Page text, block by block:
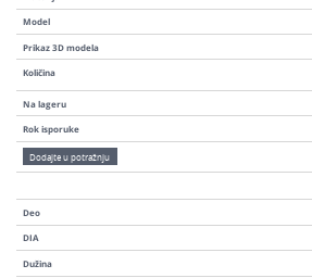
Model
Prikaz 3D modela
Količina
Na lageru
Rok isporuke
Dodajte u potražnju
Deo
DIA
Dužina